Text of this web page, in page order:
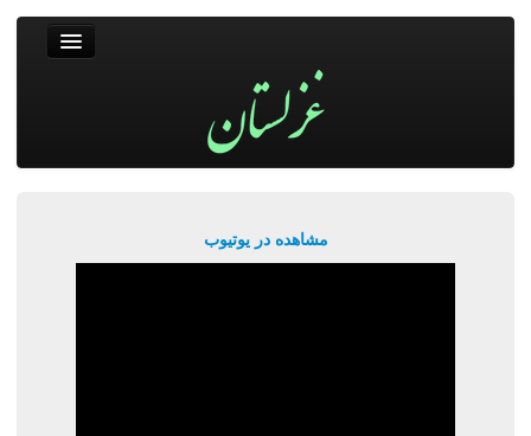
مشاهده در یوتیوب